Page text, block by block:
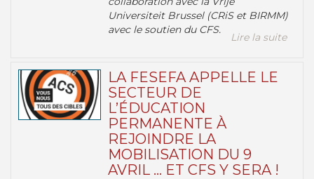
Universiteit Brussel (CRiS et BIRMM)
avec le soutien du CFS.
Lire la suite
LA FESEFA APPELLE LE
SECTEUR DE
L’ÉDUCATION
PERMANENTE À
REJOINDRE LA
MOBILISATION DU 9
AVRIL … ET CFS Y SERA !